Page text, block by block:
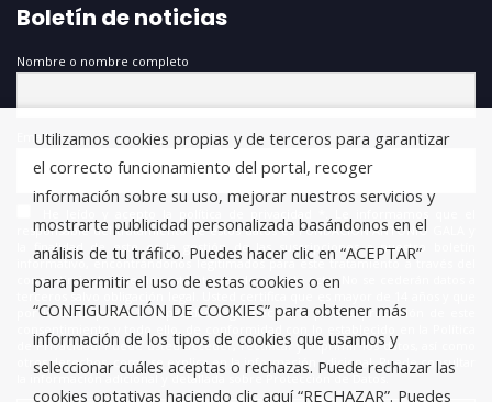
Boletín de noticias
Nombre o nombre completo
Email
responsable del tratamiento de estos datos es FUNDACIÓN ANTONIO GALA y
la finalidad de este es la gestión de las suscripciones a nuestro boletín
informativo, encontrándonos legitimados para este tratamiento a través del
consentimiento que nos está otorgando en este acto. No se cederán datos a
terceros salvo obligación legal. Usted certifica que es mayor de 14 años y que
por lo tanto posee la capacidad legal necesaria para la prestación de este
consentimiento y todo ello, de conformidad con lo establecido en la Política
de Privacidad. Puede usted acceder, rectificar y suprimir los datos, así como
otros derechos, como se explica en la información adicional. Puede consultar
la información adicional y detallada sobre Protección de Datos.
Utilizamos cookies propias y de terceros para garantizar
el correcto funcionamiento del portal, recoger
información sobre su uso, mejorar nuestros servicios y
mostrarte publicidad personalizada basándonos en el
análisis de tu tráfico. Puedes hacer clic en “ACEPTAR”
para permitir el uso de estas cookies o en
“CONFIGURACIÓN DE COOKIES” para obtener más
información de los tipos de cookies que usamos y
seleccionar cuáles aceptas o rechazas. Puede rechazar las
cookies optativas haciendo clic aquí “RECHAZAR”. Puedes